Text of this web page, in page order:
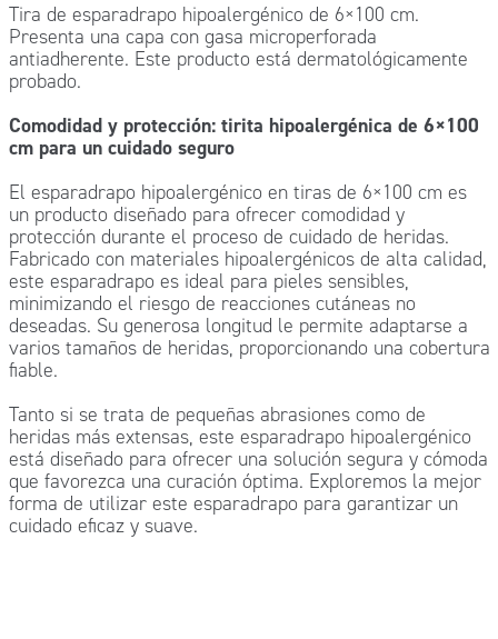
Tira de esparadrapo hipoalergénico de 6×100 cm.
Presenta una capa con gasa microperforada
antiadherente. Este producto está dermatológicamente
probado.
Comodidad y protección: tirita hipoalergénica de 6×100
cm para un cuidado seguro
El esparadrapo hipoalergénico en tiras de 6×100 cm es
un producto diseñado para ofrecer comodidad y
protección durante el proceso de cuidado de heridas.
Fabricado con materiales hipoalergénicos de alta calidad,
este esparadrapo es ideal para pieles sensibles,
minimizando el riesgo de reacciones cutáneas no
deseadas. Su generosa longitud le permite adaptarse a
varios tamaños de heridas, proporcionando una cobertura
fiable.
Tanto si se trata de pequeñas abrasiones como de
heridas más extensas, este esparadrapo hipoalergénico
está diseñado para ofrecer una solución segura y cómoda
que favorezca una curación óptima. Exploremos la mejor
forma de utilizar este esparadrapo para garantizar un
cuidado eficaz y suave.